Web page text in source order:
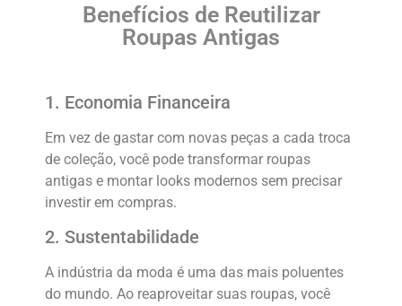
Benefícios de Reutilizar
Roupas Antigas
1. Economia Financeira
Em vez de gastar com novas peças a cada troca
de coleção, você pode transformar roupas
antigas e montar looks modernos sem precisar
investir em compras.
2. Sustentabilidade
A indústria da moda é uma das mais poluentes
do mundo. Ao reaproveitar suas roupas, você